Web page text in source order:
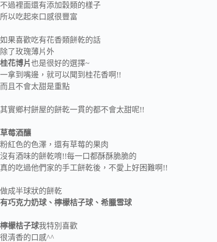
不過裡面還有添加穀類的樣子
所以吃起來口感很豐富
如果喜歡吃有花香類餅乾的話
除了玫瑰薄片外
桂花博片也是很好的選擇~
一拿到嘴邊，就可以聞到桂花香啊!!
而且不會太甜是重點
其實鄉村餅屋的餅乾一貫的都不會太甜呢!!
草莓酒釀
粉紅色的色澤，還有草莓的果肉
沒有酒味的餅乾唷!!每一口都酥酥脆脆的
真的吃過他們家的手工餅乾後，不愛上好困難啊!!
做成半球狀的餅乾
有巧克力奶球、檸檬桔子球、希臘雪球
檸檬桔子球我特別喜歡
很清香的口感^^